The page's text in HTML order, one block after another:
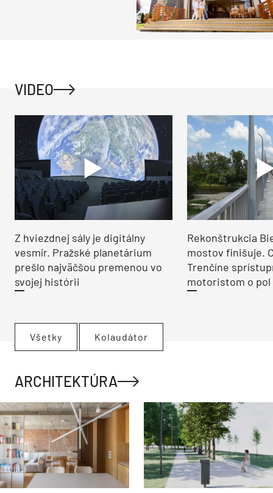
VIDEO
Z hviezdnej sály je digitálny
vesmír. Pražské planetárium
prešlo najväčšou premenou vo
svojej histórii
Rekonštrukcia
mostov finišuje.
Trenčíne
motoristom o pol
Všetky Kolaudátor
ARCHITEKTÚRA